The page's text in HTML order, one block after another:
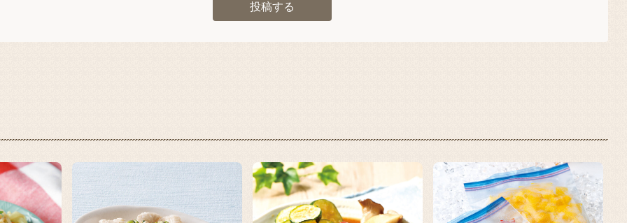
投稿する